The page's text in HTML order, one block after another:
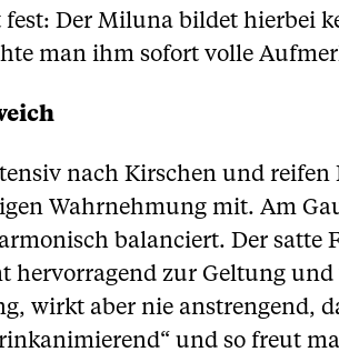
Der Miluna bildet hierbei
man ihm sofort volle
nach Kirschen und
Wahrnehmung mit. Am
balanciert. Der
hervorragend zur Geltung
wirkt aber nie anstrengend,
und so freut